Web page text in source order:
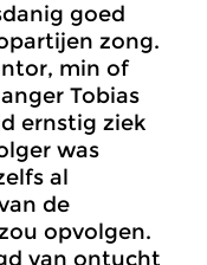
goed
zong.
min of
Tobias
ernstig ziek
was
al
de
opvolgen.
van ontucht